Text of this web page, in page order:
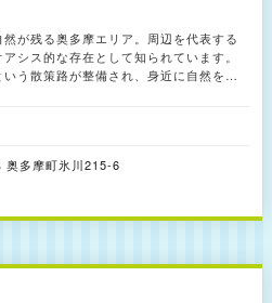
が残る奥多摩エリア。周辺を代表する
シス的な存在として知られています。
う散策路が整備され、身近に自然を感
た水の守り神を祀る「小河内神社」や
奥多摩町氷川215-6